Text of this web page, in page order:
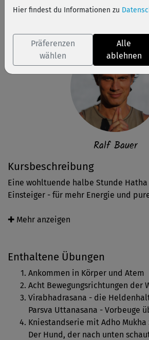
Kursbeschreibung
Eine wohltuende halbe Stunde Hatha
Einsteiger - für mehr Energie und
Die ersten Übungen bringen den
"Heldenhaltung" und die "Vorbeuge".
Arme werden dabei besonders
Über die "Kniestandserie" geht's auf
werden verschiedene Asanas in
geübt. Die "Schulterbrücke" zum
intensiv die tiefe Rückenmuskulatur.
✚ Mehr anzeigen
Enthaltene Übungen
Ankommen in Körper und Atem
Acht Bewegungsrichtungen der
Virabhadrasana - die
Parsva Uttanasana - Vorbeuge
Kniestandserie mit Adho Mukha
Der Hund, der nach unten
Ralf Bauer
Ralf Bauer
Hier findest du Informationen zu
Präferenzen
wählen
Alle
ablehnen